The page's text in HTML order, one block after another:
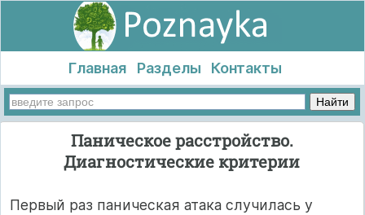
Главная Разделы Контакты
Паническое расстройство.
Диагностические критерии
Первый раз паническая атака случилась у